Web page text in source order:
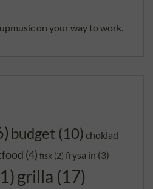
on your way to work.
budget (10) choklad
(4) fisk (2) frysa in (3)
grilla (17)